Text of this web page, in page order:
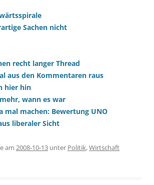
Sachen nicht
recht langer Thread
aus den Kommentaren raus
hier hin
wann es war
mal machen: Bewertung UNO
liberaler Sicht
am 2008-10-13 unter Politik,Wirtschaft